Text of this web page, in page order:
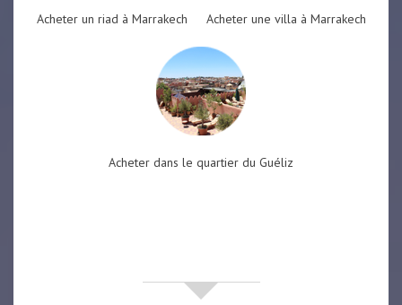
Acheter un riad à Marrakech Acheter une villa à Marrakech
Acheter dans le quartier du Guéliz